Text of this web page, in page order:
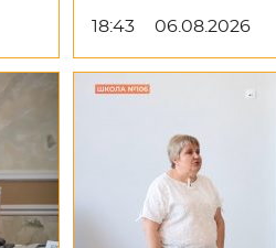
18:43 06.08.2026